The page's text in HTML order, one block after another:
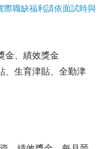
際職缺福利請依面試時與
金、績效獎金
、生育津貼、全勤津